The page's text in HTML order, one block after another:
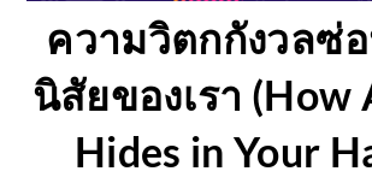
ความวิตกกังวลซ่
นิสัยของเรา (How
Hides in Your